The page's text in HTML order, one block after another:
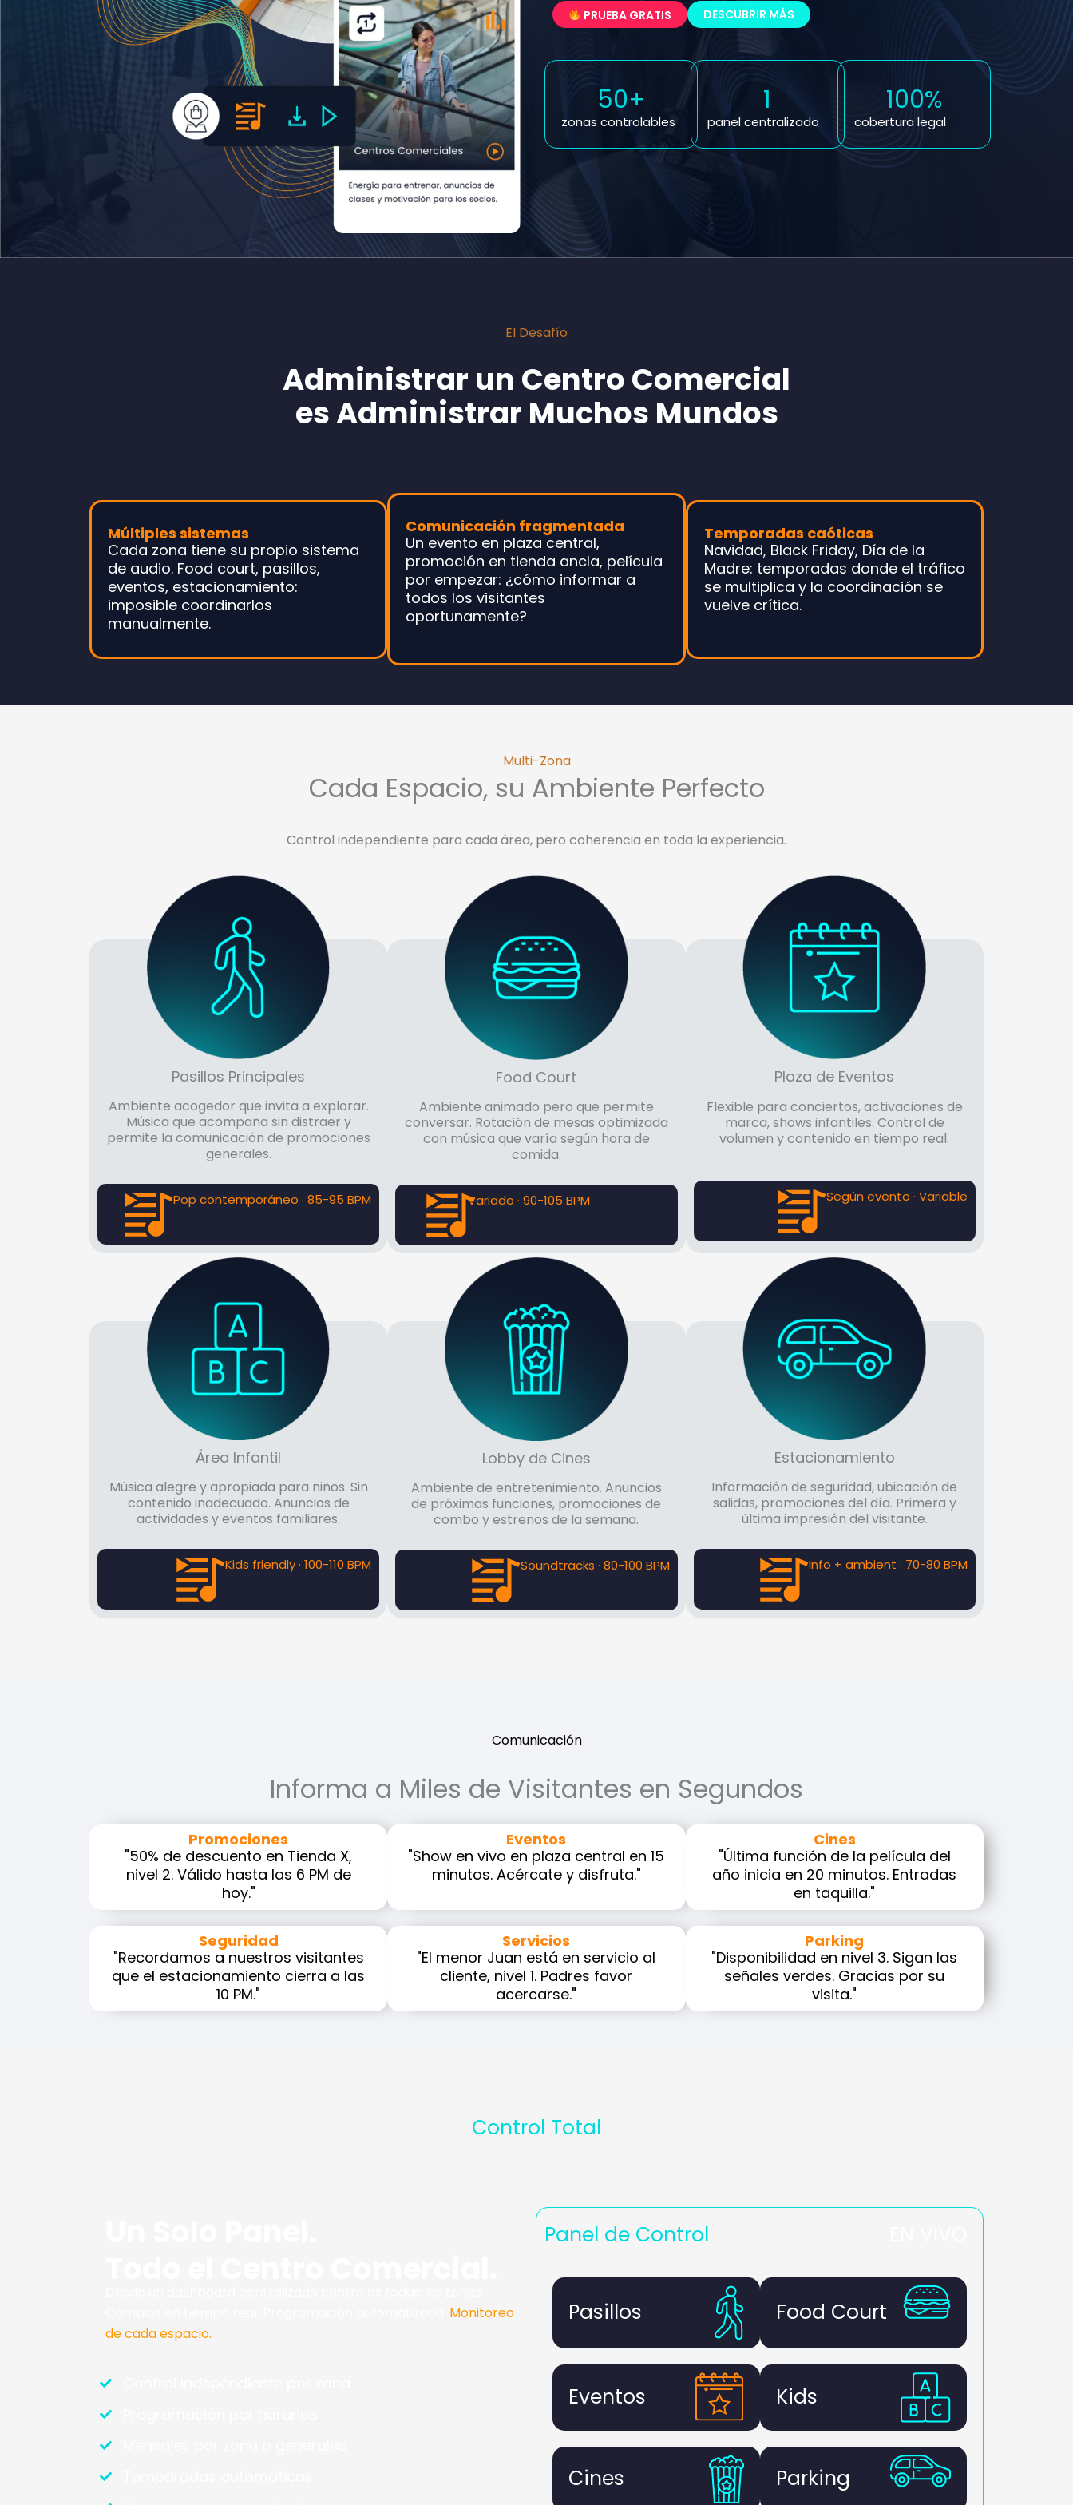
PRUEBA GRATIS DESCUBRIR MÁS
50+
zonas controlables
1
panel centralizado
100%
cobertura legal
Múltiples sistemas
Cada zona tiene su propio sistema
de audio. Food court, pasillos,
eventos, estacionamiento:
imposible coordinarlos
manualmente.
Comunicación fragmentada
Un evento en plaza central,
promoción en tienda ancla, película
por empezar: ¿cómo informar a
todos los visitantes
oportunamente?
Temporadas caóticas
Navidad, Black Friday, Día de la
Madre: temporadas donde el tráfico
se multiplica y la coordinación se
vuelve crítica.
El Desafío
Administrar un Centro Comercial
es Administrar Muchos Mundos
Multi-Zona
Cada Espacio, su Ambiente Perfecto
Control independiente para cada área, pero coherencia en toda la experiencia.
Pasillos Principales
Ambiente acogedor que invita a explorar.
Música que acompaña sin distraer y
permite la comunicación de promociones
generales.
Pop contemporáneo · 85-95 BPM
Food Court
Ambiente animado pero que permite
conversar. Rotación de mesas optimizada
con música que varía según hora de
comida.
Variado · 90-105 BPM
Plaza de Eventos
Flexible para conciertos, activaciones de
marca, shows infantiles. Control de
volumen y contenido en tiempo real.
Según evento · Variable
Área Infantil
Música alegre y apropiada para niños. Sin
contenido inadecuado. Anuncios de
actividades y eventos familiares.
Kids friendly · 100-110 BPM
Lobby de Cines
Ambiente de entretenimiento. Anuncios
de próximas funciones, promociones de
combo y estrenos de la semana.
Soundtracks · 80-100 BPM
Estacionamiento
Información de seguridad, ubicación de
salidas, promociones del día. Primera y
última impresión del visitante.
Info + ambient · 70-80 BPM
Seguridad
"Recordamos a nuestros visitantes
que el estacionamiento cierra a las
10 PM."
Servicios
"El menor Juan está en servicio al
cliente, nivel 1. Padres favor
acercarse."
Parking
"Disponibilidad en nivel 3. Sigan las
señales verdes. Gracias por su
visita."
Promociones
"50% de descuento en Tienda X,
nivel 2. Válido hasta las 6 PM de
hoy."
Eventos
"Show en vivo en plaza central en 15
minutos. Acércate y disfruta."
Cines
"Última función de la película del
año inicia en 20 minutos. Entradas
en taquilla."
Comunicación
Informa a Miles de Visitantes en Segundos
Control Total
Monitoreo
de cada espacio.
Panel de Control
Pasillos Food Court
Eventos Kids
Cines Parking